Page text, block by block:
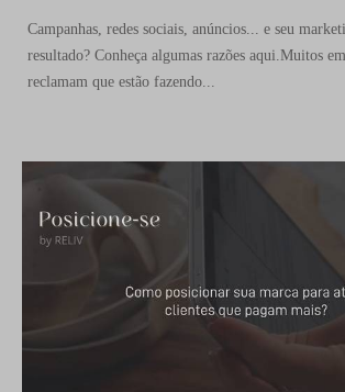
Campanhas, redes sociais, anúncios... e seu
resultado? Conheça algumas razões aqui.Muitos
reclamam que estão fazendo...